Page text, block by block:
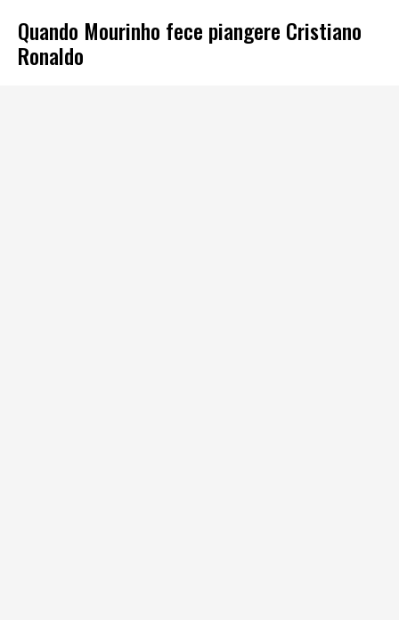
Quando Mourinho fece piangere Cristiano
Ronaldo